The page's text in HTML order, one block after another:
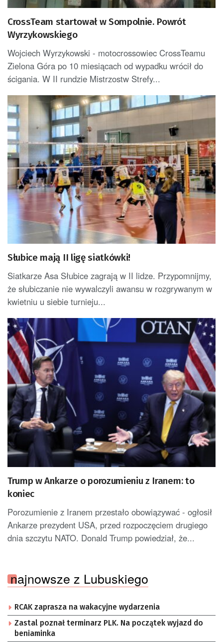
CrossTeam startował w Sompolnie. Powrót
Wyrzykowskiego
Wojciech Wyrzykowski - motocrossowiec CrossTeamu
Zielona Góra po 10 miesiącach od wypadku wrócił do
ścigania. W II rundzie Mistrzostw Strefy...
Słubice mają II ligę siatkówki!
Siatkarze Asa Słubice zagrają w II lidze. Przypomnijmy,
że słubiczanie nie wywalczyli awansu w rozgrywanym w
kwietniu u siebie turnieju...
Trump w Ankarze o porozumieniu z Iranem: to
koniec
Porozumienie z Iranem przestało obowiązywać - ogłosił
Ankarze prezydent USA, przed rozpoczęciem drugiego
dnia szczytu NATO. Donald Trump powiedział, że...
najnowsze z Lubuskiego
RCAK zaprasza na wakacyjne wydarzenia
Zastal poznał terminarz PLK. Na początek wyjazd do
beniaminka